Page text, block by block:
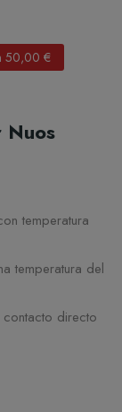
50,00 €
Nuos
temperatura
temperatura del
directo